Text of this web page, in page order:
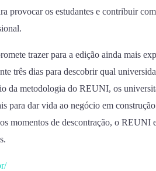
provocar os estudantes e contribuir
trazer para a edição ainda mais
três dias para descobrir qual
da metodologia do REUNI, os
para dar vida ao negócio em
momentos de descontração, o REUNI